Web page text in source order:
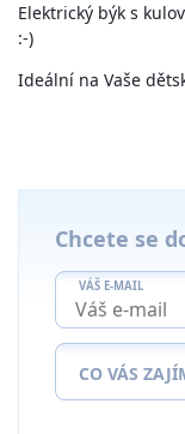
Elektrický býk s
:-)
Ideální na Vaše
Chcete se
VÁŠ E-MAIL
CO VÁS